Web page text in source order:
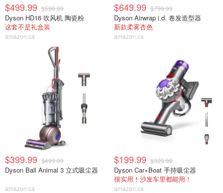
$499.99 $599.99
Dyson HD16 吹风机 陶瓷粉
这套不是礼盒装
amazon.ca
$649.99 $799.99
Dyson Airwrap i.d. 卷发造型器
新款柔雾杏色
amazon.ca
$399.99 $499.99
Dyson Ball Animal 3 立式吸尘器
amazon.ca
$199.99 $329.99
Dyson Car+Boat 手持吸尘器
很实用！沙发车里都能用！
amazon.ca